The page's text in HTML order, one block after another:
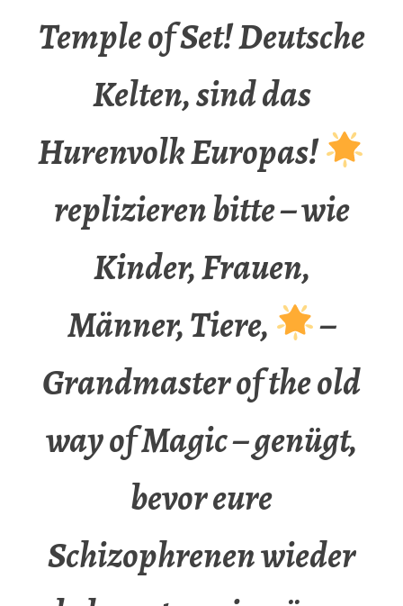
Temple of Set! Deutsche
Kelten, sind das
Hurenvolk Europas!
replizieren bitte – wie
Kinder, Frauen,
Männer, Tiere,
–
Grandmaster of the old
way of Magic – genügt,
bevor eure
Schizophrenen wieder